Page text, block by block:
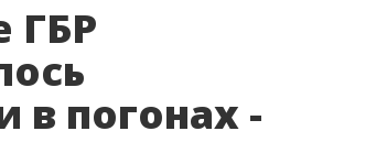
ГБР
погонах -